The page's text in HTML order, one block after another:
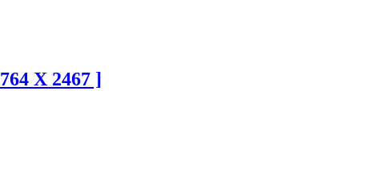
X 2467 ]